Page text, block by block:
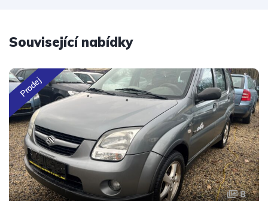
Související nabídky
Prodej
8